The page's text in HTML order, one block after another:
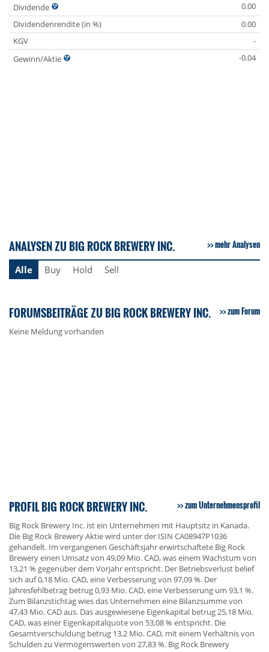
Dividende
0.00
Dividendenrendite (in %)
0.00
KGV
-
Gewinn/Aktie
-0.04
ANALYSEN ZU BIG ROCK BREWERY INC. mehr Analysen
Alle Buy Hold Sell
FORUMSBEITRÄGE ZU BIG ROCK BREWERY INC. zum Forum
Keine Meldung vorhanden
PROFIL BIG ROCK BREWERY INC. zum Unternehmensprofil
Big Rock Brewery Inc. ist ein Unternehmen mit Hauptsitz in Kanada.
Die Big Rock Brewery Aktie wird unter der ISIN CA08947P1036
gehandelt. Im vergangenen Geschäftsjahr erwirtschaftete Big Rock
Brewery einen Umsatz von 49,09 Mio. CAD, was einem Wachstum von
13,21 % gegenüber dem Vorjahr entspricht. Der Betriebsverlust belief
sich auf 0,18 Mio. CAD, eine Verbesserung von 97,09 %. Der
Jahresfehlbetrag betrug 0,93 Mio. CAD, eine Verbesserung um 93,1 %.
Zum Bilanzstichtag wies das Unternehmen eine Bilanzsumme von
47,43 Mio. CAD aus. Das ausgewiesene Eigenkapital betrug 25,18 Mio.
CAD, was einer Eigenkapitalquote von 53,08 % entspricht. Die
Gesamtverschuldung betrug 13,2 Mio. CAD, mit einem Verhältnis von
Schulden zu Vermögenswerten von 27,83 %. Big Rock Brewery